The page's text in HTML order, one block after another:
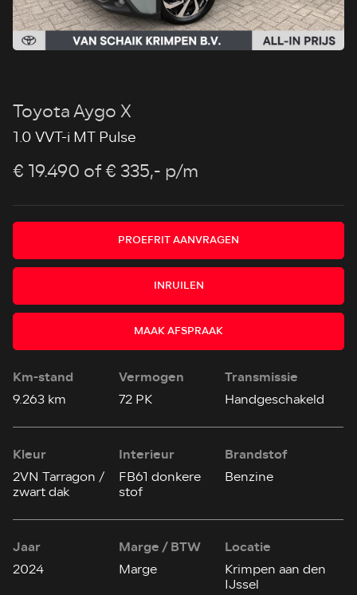
Toyota Aygo X
1.0 VVT-i MT Pulse
€ 19.490 of € 335,- p/m
PROEFRIT AANVRAGEN
INRUILEN
MAAK AFSPRAAK
Km-stand
9.263 km
Vermogen
72 PK
Transmissie
Handgeschakeld
Kleur
2VN Tarragon /
zwart dak
Interieur
FB61 donkere
stof
Brandstof
Benzine
Jaar
2024
Marge / BTW
Marge
Locatie
Krimpen aan den
IJssel